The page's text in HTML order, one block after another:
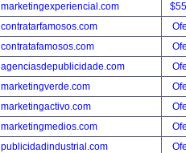
marketingexperiencial.com
contratarfamosos.com
contratafamosos.com
agenciasdepublicidade.com
marketingverde.com
marketingactivo.com
marketingmedios.com
publicidadindustrial.com